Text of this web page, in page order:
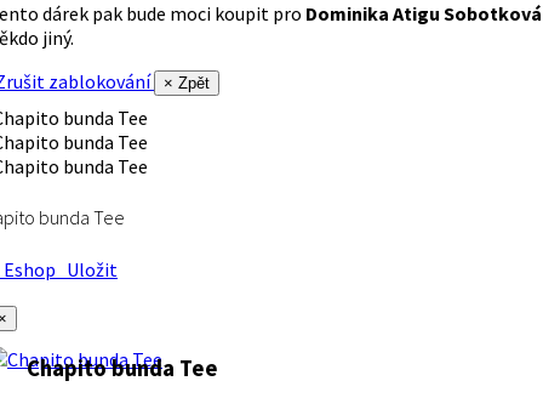
dárek pak bude moci koupit pro Dominika Atigu Sobotková
jiný.
zablokování
× Zpět
bunda Tee
Uložit
Chapito bunda Tee